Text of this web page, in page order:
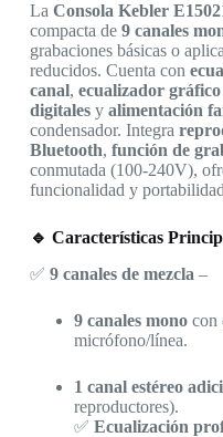
La Consola Kebler
compacta de 9 canales
grabaciones básicas o
reducidos. Cuenta con
canal, ecualizador gráfico
digitalesy alimentación
condensador. Integra
Bluetooth, función de
conmutada (100-240V),
funcionalidad y
🔹 Características
✅ 9 canales de mezcla –
9 canales monocon
micrófono/línea.
1 canal estéreo
reproductores).
✅ Ecualización